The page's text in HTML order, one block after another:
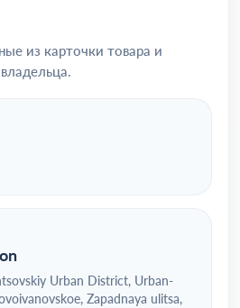
из карточки товара и
Urban District, Urban-
Zapadnaya ulitsa,